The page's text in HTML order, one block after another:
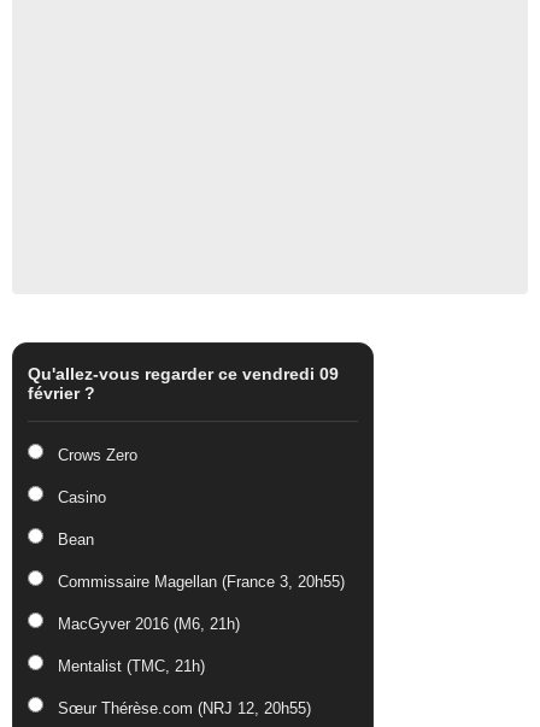
Qu'allez-vous regarder ce vendredi 09
février ?
Crows Zero
Casino
Bean
Commissaire Magellan (France 3, 20h55)
MacGyver 2016 (M6, 21h)
Mentalist (TMC, 21h)
Sœur Thérèse.com (NRJ 12, 20h55)